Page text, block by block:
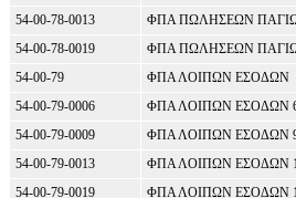
54-00-78-0013
ΦΠΑ ΠΩΛΗΣΕΩΝ
54-00-78-0019
ΦΠΑ ΠΩΛΗΣΕΩΝ
54-00-79
ΦΠΑ ΛΟΙΠΩΝ ΕΣΟΔΩΝ
54-00-79-0006
ΦΠΑ ΛΟΙΠΩΝ ΕΣΟΔΩΝ
54-00-79-0009
ΦΠΑ ΛΟΙΠΩΝ ΕΣΟΔΩΝ
54-00-79-0013
ΦΠΑ ΛΟΙΠΩΝ ΕΣΟΔΩΝ
54-00-79-0019
ΦΠΑ ΛΟΙΠΩΝ ΕΣΟΔΩΝ